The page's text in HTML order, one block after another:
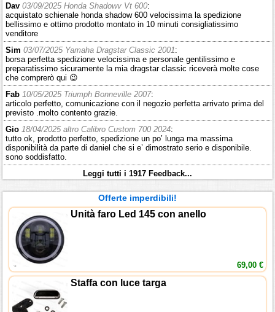
Dav 03/09/2025 Honda Shadowv Vt 600:
acquistato schienale honda shadow 600 velocissima la spedizione
bellissimo e ottimo prodotto montato in 10 minuti consigliatissimo
venditore
Sim 03/07/2025 Yamaha Dragstar Classic 2001:
borsa perfetta spedizione velocissima e personale gentilissimo e
preparatissimo sicuramente la mia dragstar classic riceverà molte cose
che comprerò qui 😉
Fab 10/05/2025 Triumph Bonneville 2007:
articolo perfetto, comunicazione con il negozio perfetta arrivato prima del
previsto .molto contento grazie.
Gio 18/04/2025 altro Calibro Custom 700 2024:
tutto ok, prodotto perfetto, spedizione un po’ lunga ma massima
disponibilità da parte di daniel che si e’ dimostrato serio e disponibile.
sono soddisfatto.
Leggi tutti i 1917 Feedback...
Offerte imperdibili!
Unità faro Led 145 con anello
69,00 €
Staffa con luce targa